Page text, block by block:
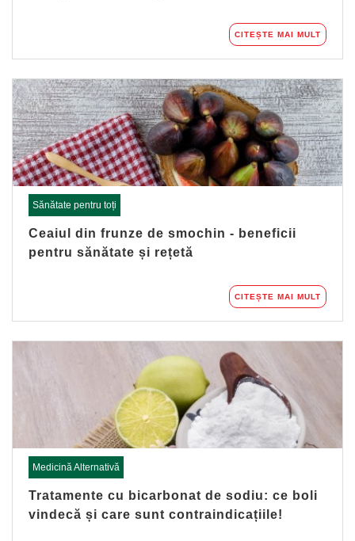
CITEȘTE MAI MULT
Sănătate pentru toți
Ceaiul din frunze de smochin - beneficii
pentru sănătate și rețetă
CITEȘTE MAI MULT
Medicină Alternativă
Tratamente cu bicarbonat de sodiu: ce boli
vindecă și care sunt contraindicațiile!